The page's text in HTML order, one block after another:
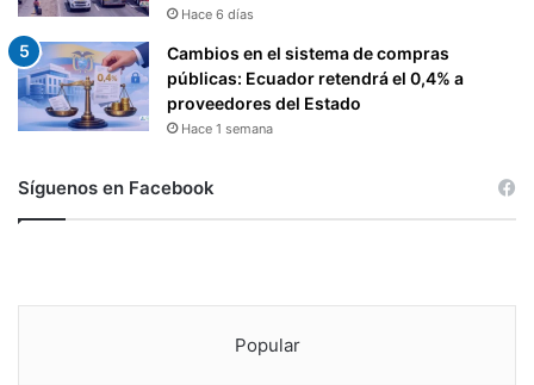
Hace 6 días
Cambios en el sistema de compras
públicas: Ecuador retendrá el 0,4% a
proveedores del Estado
Hace 1 semana
Síguenos en Facebook
Popular